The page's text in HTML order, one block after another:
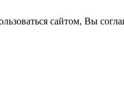
сайтом, Вы